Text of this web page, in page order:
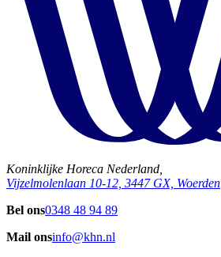
Koninklijke Horeca Nederland,
Vijzelmolenlaan 10-12, 3447 GX, Woerden
Bel ons0348 48 94 89
Mail onsinfo@khn.nl